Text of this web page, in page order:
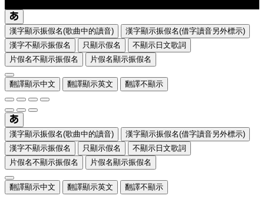
漢字顯示振假名(歌曲中的讀音)
漢字顯示振假名(借字讀音另外標示)
漢字不顯示振假名
只顯示假名
不顯示日文歌詞
片假名不顯示振假名
片假名顯示振假名
翻譯顯示中文 翻譯顯示英文 翻譯不顯示
漢字顯示振假名(歌曲中的讀音)
漢字顯示振假名(借字讀音另外標示)
漢字不顯示振假名
只顯示假名
不顯示日文歌詞
片假名不顯示振假名
片假名顯示振假名
翻譯顯示中文 翻譯顯示英文 翻譯不顯示